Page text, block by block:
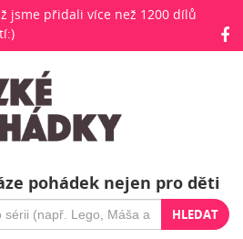
jsme přidali více než 1200 dílů
pohádek nejen pro děti
HLEDAT